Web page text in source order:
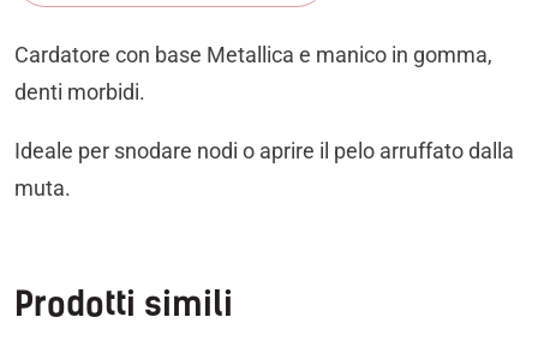
Cardatore con base Metallica e manico in gomma,
denti morbidi.
Ideale per snodare nodi o aprire il pelo arruffato dalla
muta.
Prodotti simili